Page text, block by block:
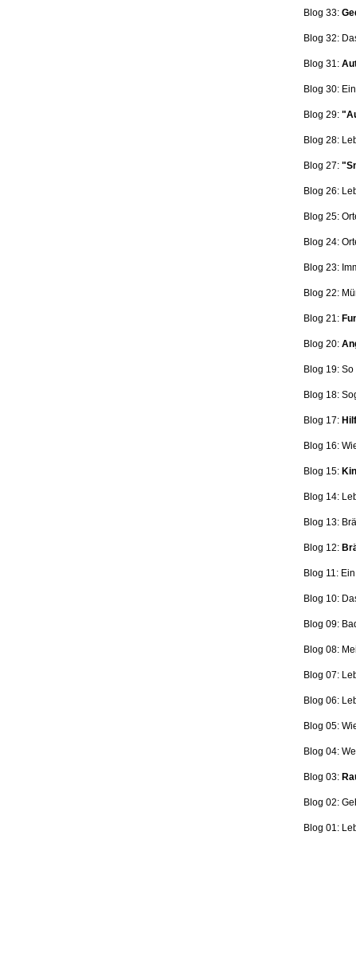
Blog 33:
Blog 32:
Blog 31:
Blog 30: Ein
Blog 29:
Blog 28:
Blog 27:
Blog 26:
Blog 25:
Blog 24:
Blog 23:
Blog 22:
Blog 21:
Blog 20:
Blog 19:
Blog 18:
Blog 17:
Blog 16:
Blog 15:
Blog 14:
Blog 13:
Blog 12:
Blog 11:
Blog 10:
Blog 09:
Blog 08:
Blog 07:
Blog 06:
Blog 05:
Blog 04:
Blog 03:
Blog 02:
Blog 01: